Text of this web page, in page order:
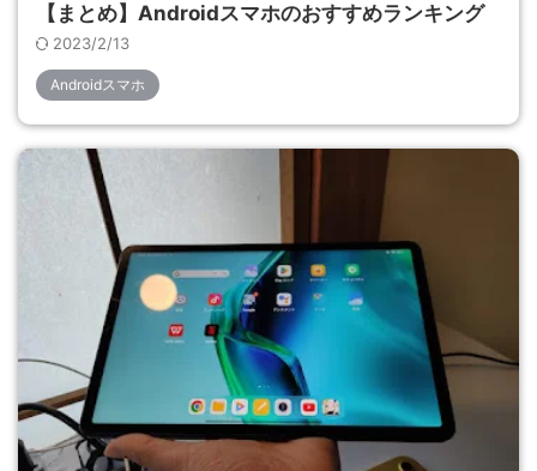
【まとめ】Androidスマホのおすすめランキング
2023/2/13
Androidスマホ